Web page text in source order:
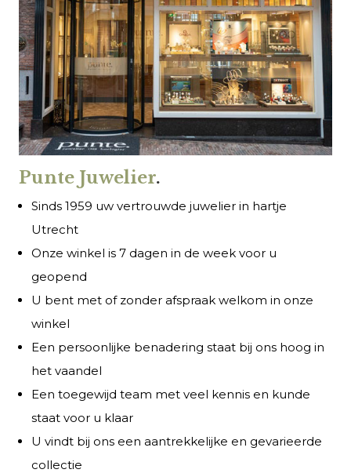
Punte Juwelier.
Sinds 1959 uw vertrouwde juwelier in hartje
Utrecht
Onze winkel is 7 dagen in de week voor u
geopend
U bent met of zonder afspraak welkom in onze
winkel
Een persoonlijke benadering staat bij ons hoog in
het vaandel
Een toegewijd team met veel kennis en kunde
staat voor u klaar
U vindt bij ons een aantrekkelijke en gevarieerde
collectie